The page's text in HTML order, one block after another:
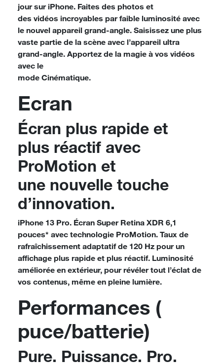
jour sur iPhone. Faites des photos et
des vidéos incroyables par faible luminosité avec
le nouvel appareil grand-angle. Saisissez une plus
vaste partie de la scène avec l’appareil ultra
grand-angle. Apportez de la magie à vos vidéos
avec le
mode Cinématique.
Ecran
Écran plus rapide et
plus réactif avec
ProMotion et
une nouvelle touche
d’innovation.
iPhone 13 Pro. Écran Super Retina XDR 6,1
pouces* avec technologie ProMotion. Taux de
rafraîchissement adaptatif de 120 Hz pour un
affichage plus rapide et plus réactif. Luminosité
améliorée en extérieur, pour révéler tout l’éclat de
vos contenus, même en pleine lumière.
Performances (
puce/batterie)
Pure. Puissance. Pro.